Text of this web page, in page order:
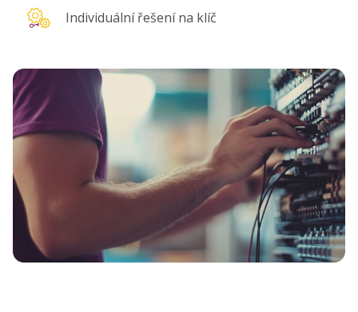
Individuální řešení na klíč